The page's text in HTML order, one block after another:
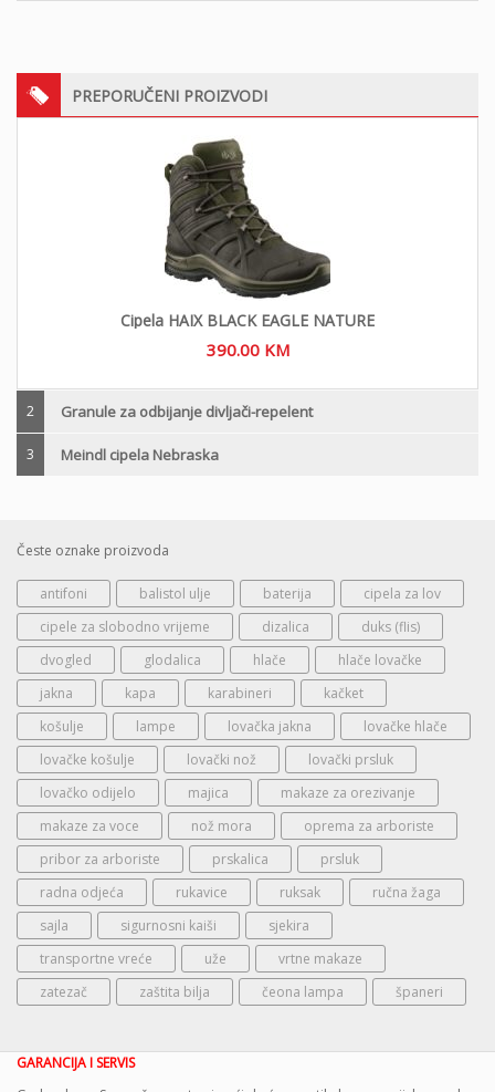
PREPORUČENI PROIZVODI
Cipela HAIX BLACK EAGLE NATURE
390.00 KM
2 Granule za odbijanje divljači-repelent
3 Meindl cipela Nebraska
Česte oznake proizvoda
antifoni balistol ulje baterija
cipela za lov
cipele za slobodno vrijeme
dizalica
duks (flis)
dvogled
glodalica hlače
hlače lovačke
jakna
kapa karabineri
kačket
košulje
lampe lovačka jakna
lovačke hlače
lovačke košulje
lovački nož
lovački prsluk
lovačko odijelo
majica
makaze za orezivanje
makaze za voce
nož mora
oprema za arboriste
pribor za arboriste
prskalica
prsluk
radna odjeća
rukavice ruksak
ručna žaga
sajla
sigurnosni kaiši
sjekira
transportne vreće
uže
vrtne makaze
zatezač
zaštita bilja čeona lampa španeri
GARANCIJA I SERVIS